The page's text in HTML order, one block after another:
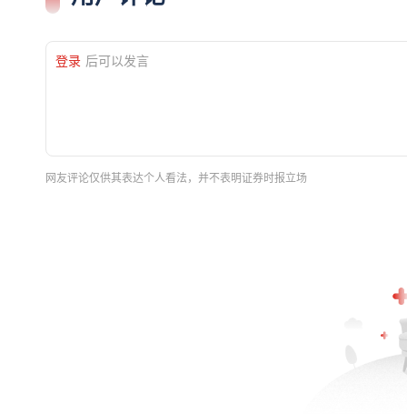
登录 后可以发言
网友评论仅供其表达个人看法，并不表明证券时报立场